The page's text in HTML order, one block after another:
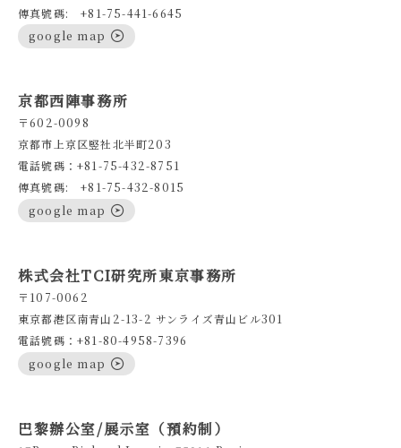
傳真號碼: +81-75-441-6645
google map
京都西陣事務所
〒602-0098
京都市上京区竪社北半町203
電話號碼：+81-75-432-8751
傳真號碼: +81-75-432-8015
google map
株式会社TCI研究所東京事務所
〒107-0062
東京都港区南青山2-13-2 サンライズ青山ビル301
電話號碼：+81-80-4958-7396
google map
巴黎辦公室/展示室（預約制）